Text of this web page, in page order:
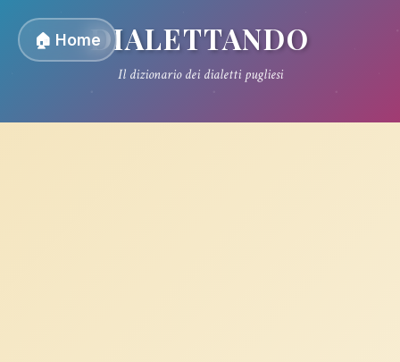
🏠 HomeDIALETTANDO
Il dizionario dei dialetti pugliesi